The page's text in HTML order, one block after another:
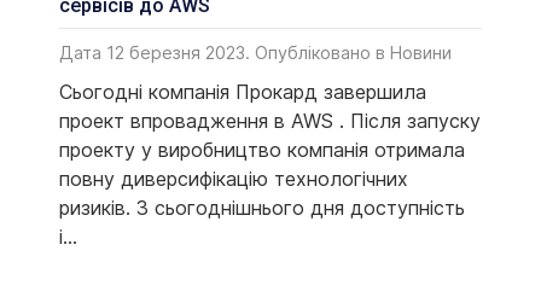
сервісів до AWS
Дата 12 березня 2023. Опубліковано в Новини
Сьогодні компанія Прокард завершила
проект впровадження в AWS . Після запуску
проекту у виробництво компанія отримала
повну диверсифікацію технологічних
ризиків. З сьогоднішнього дня доступність
і...